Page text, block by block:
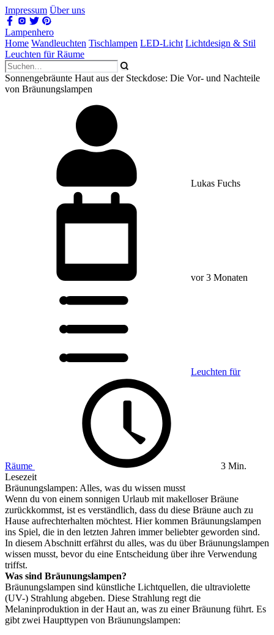
Impressum Über uns
Lampenhero
Home Wandleuchten Tischlampen LED-Licht Lichtdesign & Stil
Leuchten für Räume
Sonnengebräunte Haut aus der Steckdose: Die Vor- und Nachteile
von Bräunungslampen
Lukas Fuchs
vor 3 Monaten
Leuchten für
Räume
3 Min.
Lesezeit
Bräunungslampen: Alles, was du wissen musst
Wenn du von einem sonnigen Urlaub mit makelloser Bräune
zurückkommst, ist es verständlich, dass du diese Bräune auch zu
Hause aufrechterhalten möchtest. Hier kommen Bräunungslampen
ins Spiel, die in den letzten Jahren immer beliebter geworden sind.
In diesem Abschnitt erfährst du alles, was du über Bräunungslampen
wissen musst, bevor du eine Entscheidung über ihre Verwendung
triffst.
Was sind Bräunungslampen?
Bräunungslampen sind künstliche Lichtquellen, die ultraviolette
(UV-) Strahlung abgeben. Diese Strahlung regt die
Melaninproduktion in der Haut an, was zu einer Bräunung führt. Es
gibt zwei Haupttypen von Bräunungslampen: